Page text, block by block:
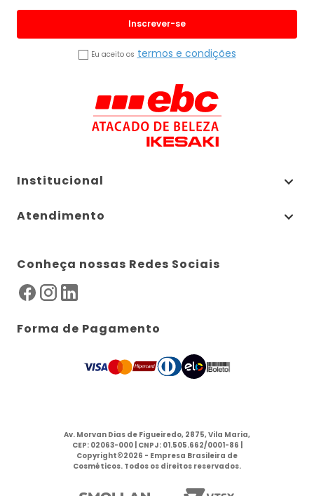
Inscrever-se
Eu aceito os termos e condições
Institucional
Atendimento
Conheça nossas Redes Sociais
Forma de Pagamento
Av. Morvan Dias de Figueiredo, 2875, Vila Maria,
CEP: 02063-000 | CNPJ: 01.505.662/0001-86 |
Copyright©2026 - Empresa Brasileira de
Cosméticos. Todos os direitos reservados.